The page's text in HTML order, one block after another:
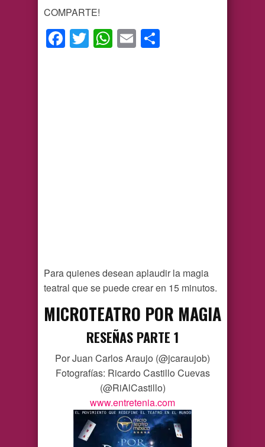
COMPARTE!
Facebook
TwitterWhatsApp
Email
Para quienes desean aplaudir la magia
teatral que se puede crear en 15 minutos.
MICROTEATRO POR MAGIA
RESEÑAS PARTE 1
Por Juan Carlos Araujo (@jcaraujob)
Fotografías: Ricardo Castillo Cuevas
(@RiAlCastillo)
www.entretenia.com